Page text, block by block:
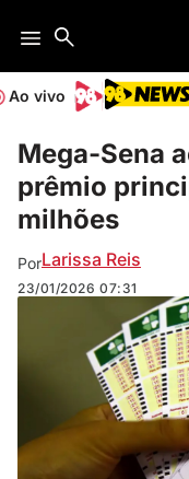
Ao vivo
Mega-Sena
prêmio
milhões
PorLarissa Reis
23/01/2026 07:31